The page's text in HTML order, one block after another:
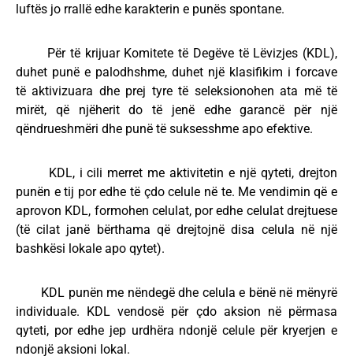
luftës jo rrallë edhe karakterin e punës spontane.
Për të krijuar Komitete të Degëve të Lëvizjes (KDL),
duhet punë e palodhshme, duhet një klasifikim i forcave
të aktivizuara dhe prej tyre të seleksionohen ata më të
mirët, që njëherit do të jenë edhe garancë për një
qëndrueshmëri dhe punë të suksesshme apo efektive.
KDL, i cili merret me aktivitetin e një qyteti, drejton
punën e tij por edhe të çdo celule në te. Me vendimin që e
aprovon KDL, formohen celulat, por edhe celulat drejtuese
(të cilat janë bërthama që drejtojnë disa celula në një
bashkësi lokale apo qytet).
KDL punën me nëndegë dhe celula e bënë në mënyrë
individuale. KDL vendosë për çdo aksion në përmasa
qyteti, por edhe jep urdhëra ndonjë celule për kryerjen e
ndonjë aksioni lokal.